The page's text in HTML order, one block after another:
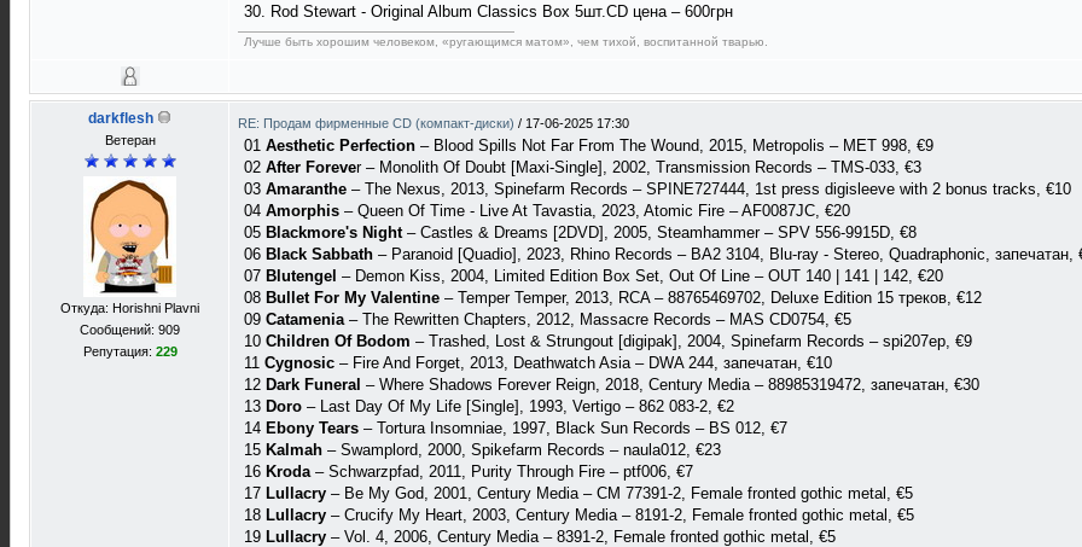
30. Rod Stewart - Original Album Classics Box 5шт.CD цена – 600грн
Лучше быть хорошим человеком, «ругающимся матом», чем тихой, воспитанной тварью.
darkflesh
Ветеран
Откуда: Horishni Plavni
Сообщений: 909
Репутация: 229
RE: Продам фирменные CD (компакт-диски) / 17-06-2025 17:30
01 Aesthetic Perfection – Blood Spills Not Far From The Wound, 2015, Metropolis – MET 998, €9
02 After Forever ‎– Monolith Of Doubt [Maxi-Single], 2002, Transmission Records ‎– TMS-033, €3
03 Amaranthe – The Nexus, 2013, Spinefarm Records – SPINE727444, 1st press digisleeve with 2 bonus tracks, €10
04 Amorphis – Queen Of Time - Live At Tavastia, 2023, Atomic Fire – AF0087JC, €20
05 Blackmore's Night– Castles & Dreams [2DVD], 2005, Steamhammer – SPV 556-9915D, €8
06 Black Sabbath – Paranoid [Quadio], 2023, Rhino Records – BA2 3104, Blu-ray - Stereo, Quadraphonic, запечатан,
07 Blutengel ‎– Demon Kiss, 2004, Limited Edition Box Set, Out Of Line ‎– OUT 140 | 141 | 142, €20
08 Bullet For My Valentine – Temper Temper, 2013, RCA – 88765469702, Deluxe Edition 15 треков, €12
09 Catamenia‎– The Rewritten Chapters, 2012, Massacre Records ‎– MAS CD0754, €5
10 Children Of Bodom ‎– Trashed, Lost & Strungout [digipak], 2004, Spinefarm Records ‎– spi207ep, €9
11 Cygnosic ‎– Fire And Forget, 2013, Deathwatch Asia ‎– DWA 244, запечатан, €10
12 Dark Funeral ‎– Where Shadows Forever Reign, 2018, Century Media ‎– 88985319472, запечатан, €30
13 Doro ‎– Last Day Of My Life [Single], 1993, Vertigo ‎– 862 083-2, €2
14 Ebony Tears ‎– Tortura Insomniae, 1997, Black Sun Records ‎– BS 012, €7
15 Kalmah ‎– Swamplord, 2000, Spikefarm Records ‎– naula012, €23
16 Kroda‎– Schwarzpfad, 2011, Purity Through Fire ‎– ptf006, €7
17 Lullacry ‎– Be My God, 2001, Century Media ‎– CM 77391-2, Female fronted gothic metal, €5
18 Lullacry ‎– Crucify My Heart, 2003, Century Media ‎– 8191-2, Female fronted gothic metal, €5
19 Lullacry ‎– Vol. 4, 2006, Century Media ‎– 8391-2, Female fronted gothic metal, €5